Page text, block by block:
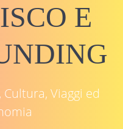
E
Viaggi ed